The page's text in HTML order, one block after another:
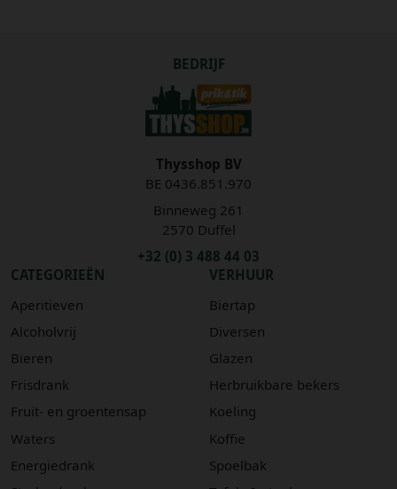
BEDRIJF
Thysshop BV
BE 0436.851.970
Binneweg 261
2570 Duffel
+32 (0) 3 488 44 03
CATEGORIEËN
Aperitieven
Alcoholvrij
Bieren
Frisdrank
Fruit- en groentensap
Waters
Energiedrank
VERHUUR
Biertap
Diversen
Glazen
Herbruikbare bekers
Koeling
Koffie
Spoelbak